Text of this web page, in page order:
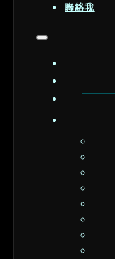
聯絡我